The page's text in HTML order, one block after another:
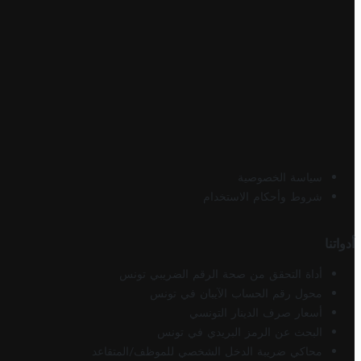
سياسة الخصوصية
شروط وأحكام الاستخدام
أدواتنا
أداة التحقق من صحة الرقم الضريبي تونس
محول رقم الحساب الآيبان في تونس
أسعار صرف الدينار التونسي
البحث عن الرمز البريدي في تونس
محاكي ضريبة الدخل الشخصي للموظف/المتقاعد